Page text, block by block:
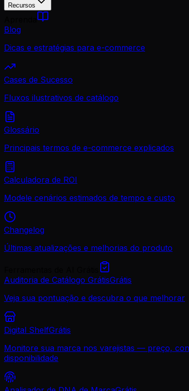
Recursos
Blog
Dicas e estratégias para e-commerce
Cases de Sucesso
Fluxos ilustrativos de catálogo
Glossário
Principais termos de e-commerce explicados
Calculadora de ROI
Modele cenários estimados de tempo e custo
Changelog
Últimas atualizações e melhorias do produto
Auditoria de Catálogo GrátisGrátis
Veja sua pontuação e descubra o que melhorar
Digital ShelfGrátis
Monitore sua marca nos varejistas — preço,
disponibilidade